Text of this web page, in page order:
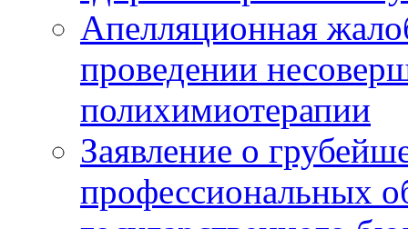
Апелляционная
проведении
полихимиотерапии
Заявление о
профессиональных